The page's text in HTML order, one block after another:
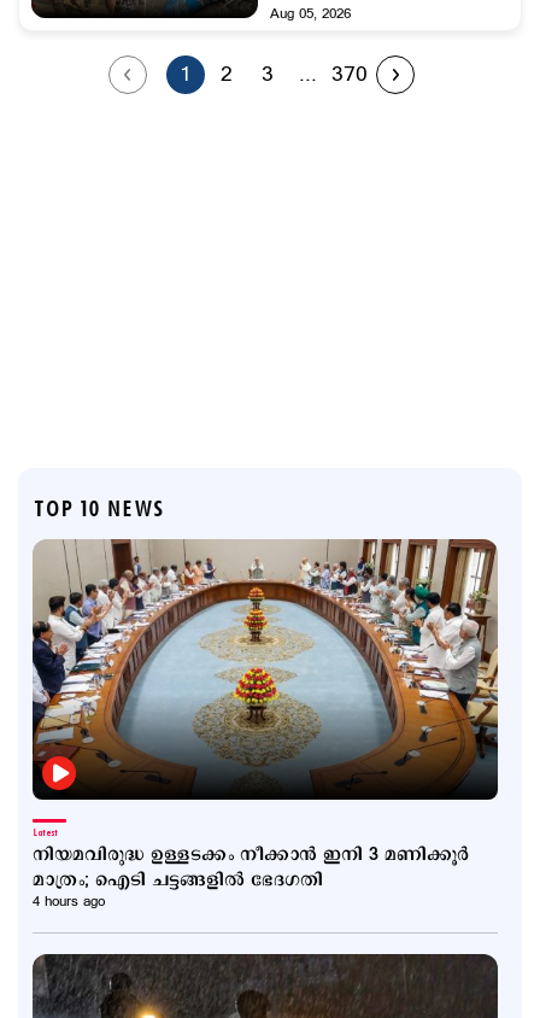
Aug 05, 2026
1 2 3 ... 370
TOP 10 NEWS
Latest
നിയമവിരുദ്ധ ഉള്ളടക്കം നീക്കാൻ ഇനി 3 മണിക്കൂർ
മാത്രം; ഐടി ചട്ടങ്ങളിൽ ഭേദഗതി
4 hours ago